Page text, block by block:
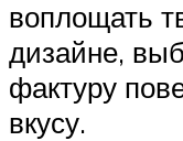
воплощать
дизайне,
фактуру
вкусу.